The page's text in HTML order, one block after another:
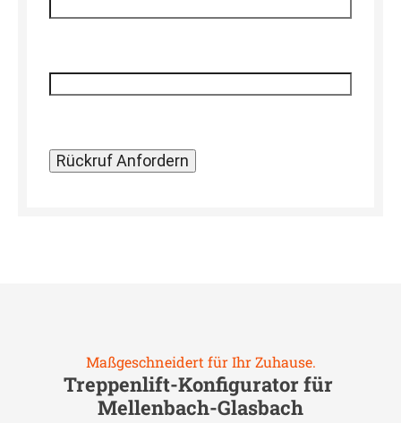
Maßgeschneidert für Ihr Zuhause.
Treppenlift-Konfigurator für
Mellenbach-Glasbach